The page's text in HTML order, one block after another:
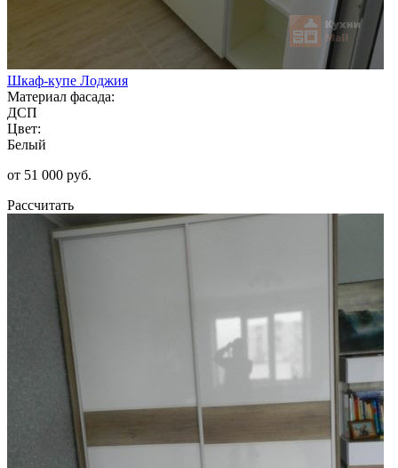
Шкаф-купе Лоджия
Материал фасада:
ДСП
Цвет:
Белый
от 51 000 руб.
Рассчитать